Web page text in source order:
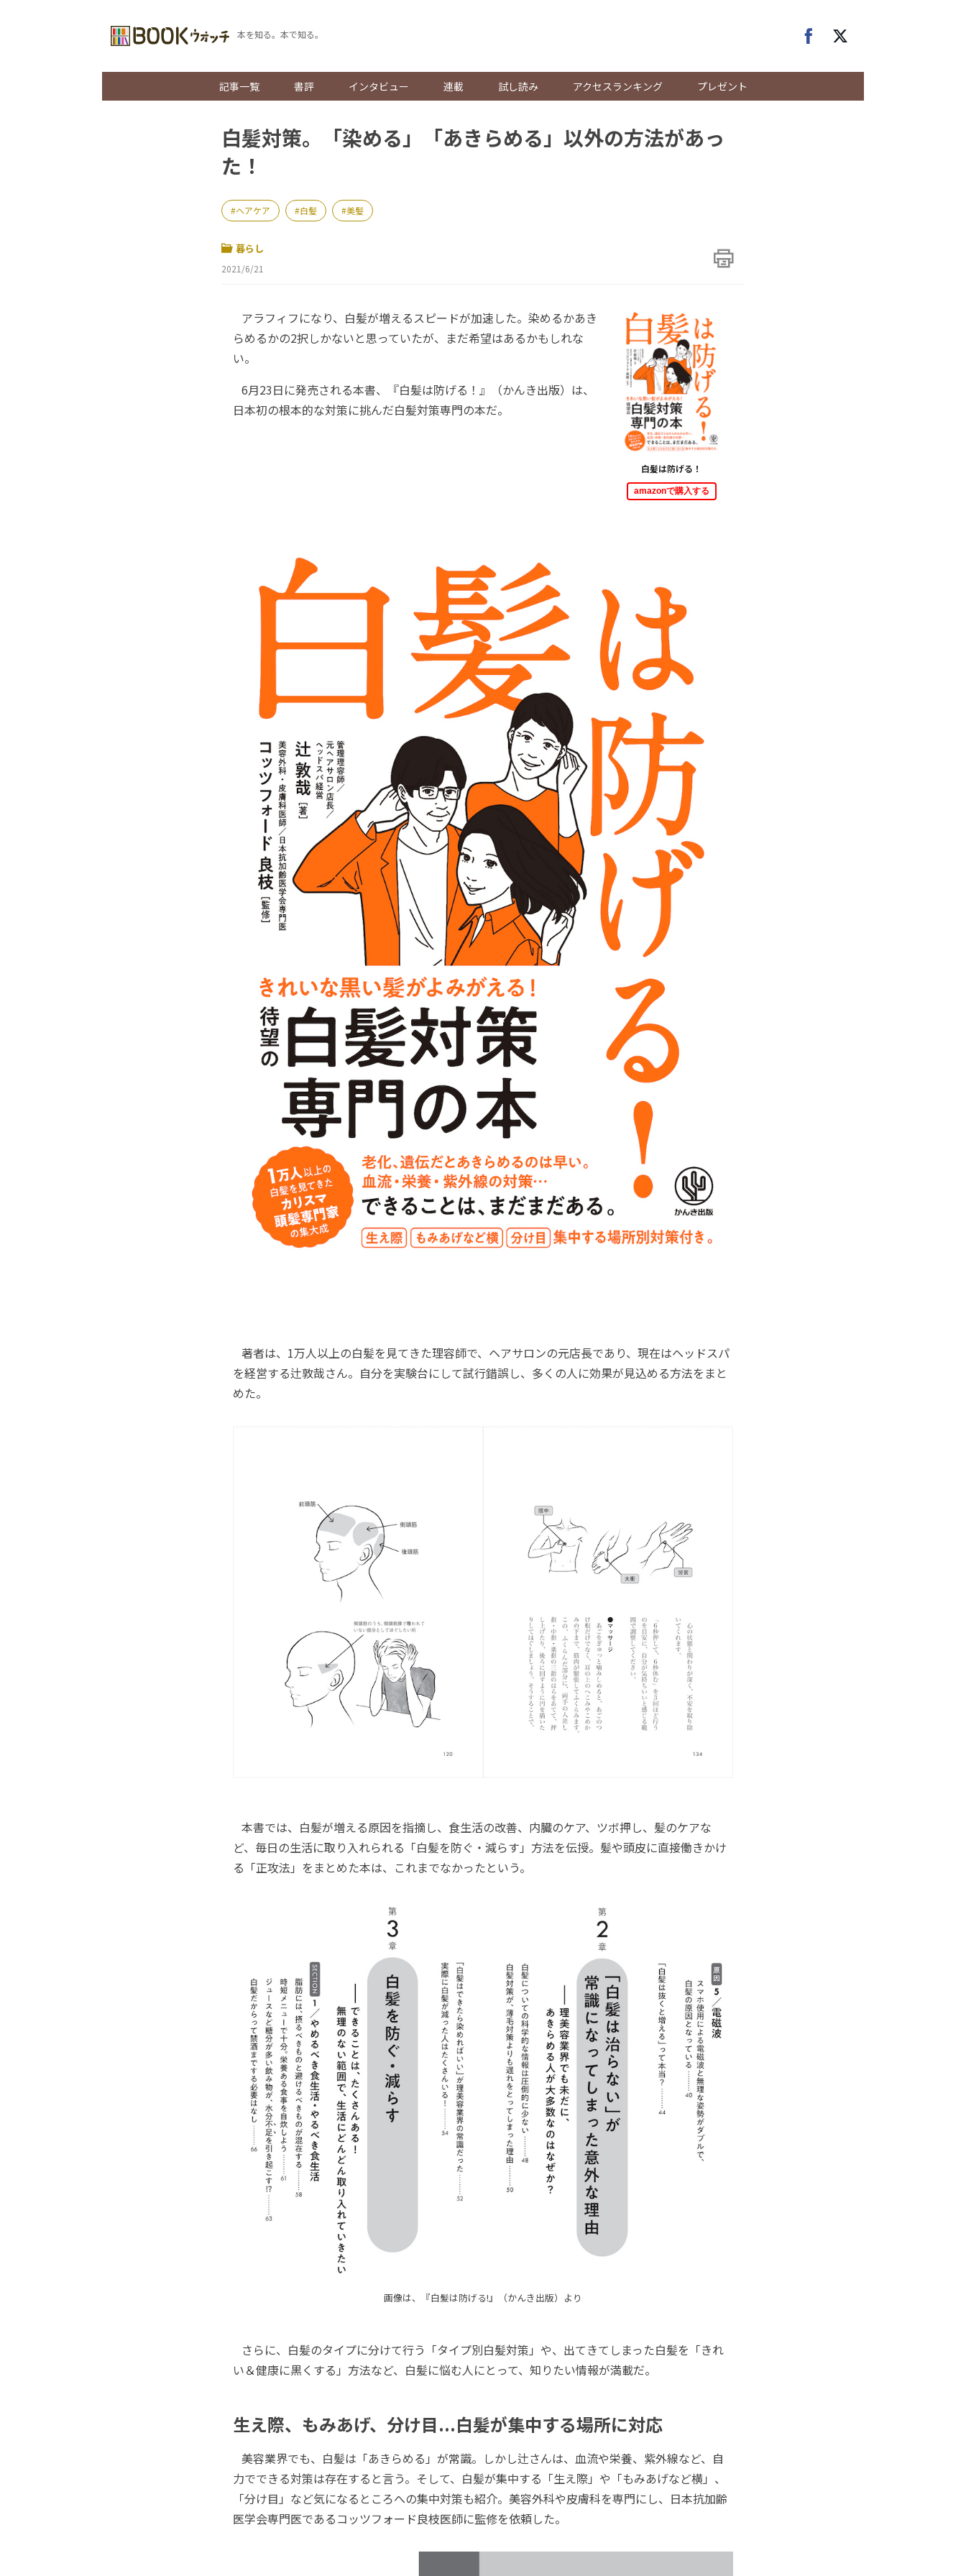
本を知る。本で知る。
記事一覧 書評 インタビュー 連載 試し読み アクセスランキング プレゼント
白髪対策。「染める」「あきらめる」以外の方法があっ
た！
ヘアケア 白髪 美髪
暮らし
2021/6/21
白髪は防げる！
amazonで購入する
アラフィフになり、白髪が増えるスピードが加速した。染めるかあき
らめるかの2択しかないと思っていたが、まだ希望はあるかもしれな
い。
6月23日に発売される本書、『白髪は防げる！』（かんき出版）は、
日本初の根本的な対策に挑んだ白髪対策専門の本だ。
著者は、1万人以上の白髪を見てきた理容師で、ヘアサロンの元店長であり、現在はヘッドスパ
を経営する辻敦哉さん。自分を実験台にして試行錯誤し、多くの人に効果が見込める方法をまと
めた。
本書では、白髪が増える原因を指摘し、食生活の改善、内臓のケア、ツボ押し、髪のケアな
ど、毎日の生活に取り入れられる「白髪を防ぐ・減らす」方法を伝授。髪や頭皮に直接働きかけ
る「正攻法」をまとめた本は、これまでなかったという。
画像は、『白髪は防げる!』（かんき出版）より
さらに、白髪のタイプに分けて行う「タイプ別白髪対策」や、出てきてしまった白髪を「きれ
い＆健康に黒くする」方法など、白髪に悩む人にとって、知りたい情報が満載だ。
生え際、もみあげ、分け目...白髪が集中する場所に対応
美容業界でも、白髪は「あきらめる」が常識。しかし辻さんは、血流や栄養、紫外線など、自
力でできる対策は存在すると言う。そして、白髪が集中する「生え際」や「もみあげなど横」、
「分け目」など気になるところへの集中対策も紹介。美容外科や皮膚科を専門にし、日本抗加齢
医学会専門医であるコッツフォード良枝医師に監修を依頼した。